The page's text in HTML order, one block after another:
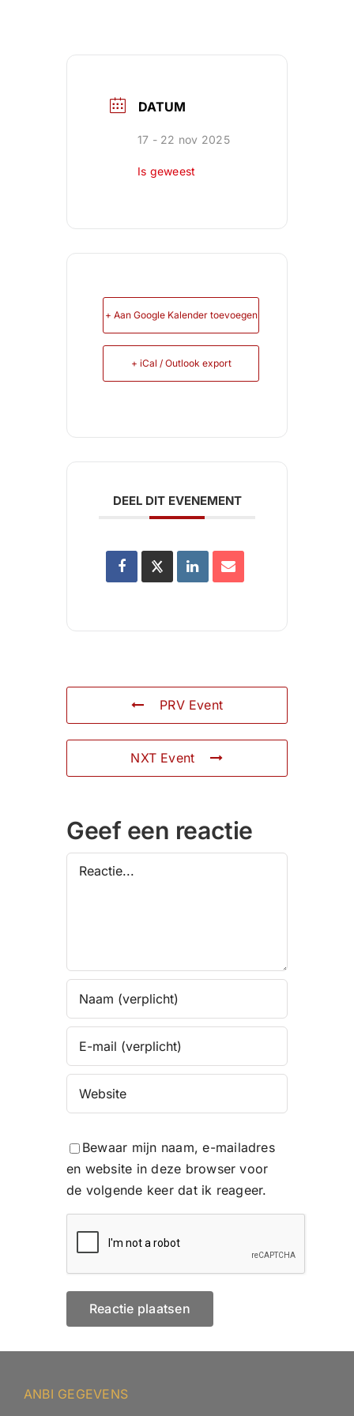
DATUM
17 - 22 nov 2025
Is geweest
+ Aan Google Kalender toevoegen
+ iCal / Outlook export
DEEL DIT EVENEMENT
PRV Event
NXT Event
Geef een reactie
Reactie
Bewaar mijn naam, e-mailadres
en website in deze browser voor
de volgende keer dat ik reageer.
ANBI GEGEVENS